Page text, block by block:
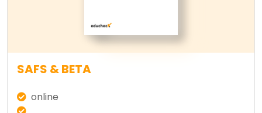
SAFS & BETA
online